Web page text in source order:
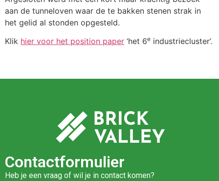
aan de tunneloven waar de te bakken stenen strak in
het gelid al stonden opgesteld.
Klik hier voor het position paper ‘het 6e industriecluster’.
Contactformulier
Heb je een vraag of wil je in contact komen?